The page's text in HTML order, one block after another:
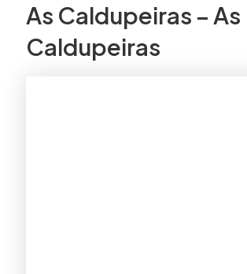
As Caldupeiras – As
Caldupeiras